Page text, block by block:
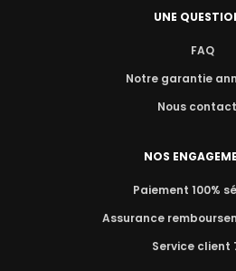
UNE
FAQ
Notre garantie
Nous
NOS
Paiement 100%
Assurance
Service client